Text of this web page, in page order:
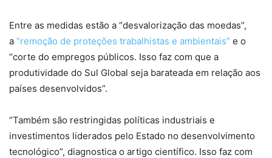
Entre as medidas estão a “desvalorização das moedas”,
a “remoção de proteções trabalhistas e ambientais” e o
“corte do empregos públicos. Isso faz com que a
produtividade do Sul Global seja barateada em relação aos
países desenvolvidos”.
“Também são restringidas políticas industriais e
investimentos liderados pelo Estado no desenvolvimento
tecnológico”, diagnostica o artigo científico. Isso faz com